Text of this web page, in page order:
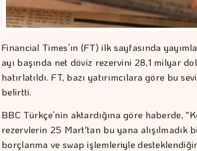
Financial Times’ın (FT) ilk sayfasında
ayı başında net döviz rezervini 28,1 milyar
hatırlatıldı. FT, bazı yatırımcılara göre bu
belirtti.
BBC Türkçe’nin aktardığına göre haberde,
rezervlerin 25 Mart'tan bu yana alışılmadık
borçlanma ve swap işlemleriyle